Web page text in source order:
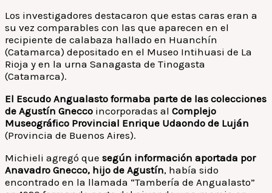
Los investigadores destacaron que estas caras eran a
su vez comparables con las que aparecen en el
recipiente de calabaza hallado en Huanchín
(Catamarca) depositado en el Museo Intihuasi de La
Rioja y en la urna Sanagasta de Tinogasta
(Catamarca).
El Escudo Angualasto formaba parte de las colecciones
de Agustín Gnecco incorporadas al Complejo
Museográfico Provincial Enrique Udaondo de Luján
(Provincia de Buenos Aires).
Michieli agregó que según información aportada por
Anavadro Gnecco, hijo de Agustín, había sido
encontrado en la llamada “Tambería de Angualasto”